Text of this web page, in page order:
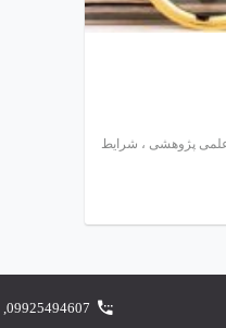
پژوهشی ، شرایط
09925494607
,